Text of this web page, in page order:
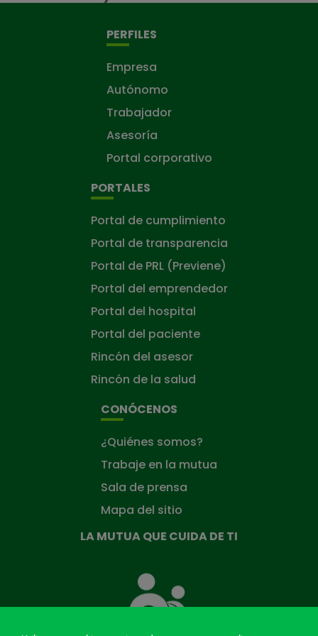
PERFILES
Empresa
Autónomo
Trabajador
Asesoría
Portal corporativo
PORTALES
Portal de cumplimiento
Portal de transparencia
Portal de PRL (Previene)
Portal del emprendedor
Portal del hospital
Portal del paciente
Rincón del asesor
Rincón de la salud
CONÓCENOS
¿Quiénes somos?
Trabaje en la mutua
Sala de prensa
Mapa del sitio
LA MUTUA QUE CUIDA DE TI
Mutua
que